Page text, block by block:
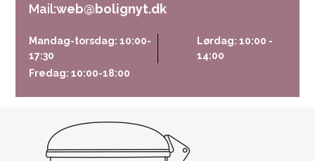
Mail:web@bolignyt.dk
Mandag-torsdag: 10:00-
17:30
Fredag: 10:00-18:00
Lørdag: 10:00 -
14:00